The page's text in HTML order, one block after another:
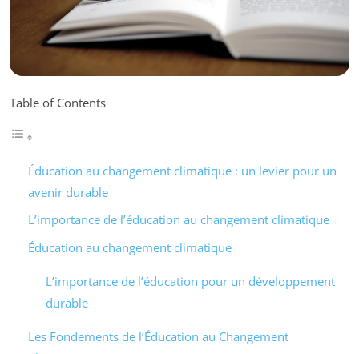
Table of Contents
Éducation au changement climatique : un levier pour un
avenir durable
L’importance de l’éducation au changement climatique
Éducation au changement climatique
L’importance de l’éducation pour un développement
durable
Les Fondements de l’Éducation au Changement